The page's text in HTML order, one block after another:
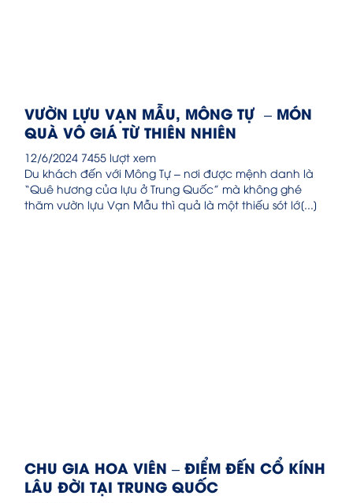
VƯỜN LỰU VẠN MẪU, MÔNG TỰ – MÓN
QUÀ VÔ GIÁ TỪ THIÊN NHIÊN
12/6/2024 7455 lượt xem
Du khách đến với Mông Tự – nơi được mệnh danh là
“Quê hương của lựu ở Trung Quốc” mà không ghé
thăm vườn lựu Vạn Mẫu thì quả là một thiếu sót lớ[...]
CHU GIA HOA VIÊN – ĐIỂM ĐẾN CỔ KÍNH
LÂU ĐỜI TẠI TRUNG QUỐC